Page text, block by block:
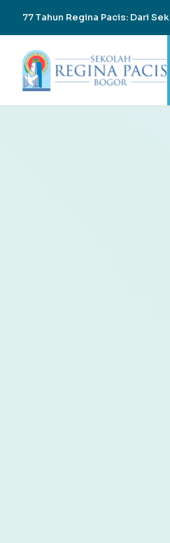
77 Tahun Regina Pacis: Dari